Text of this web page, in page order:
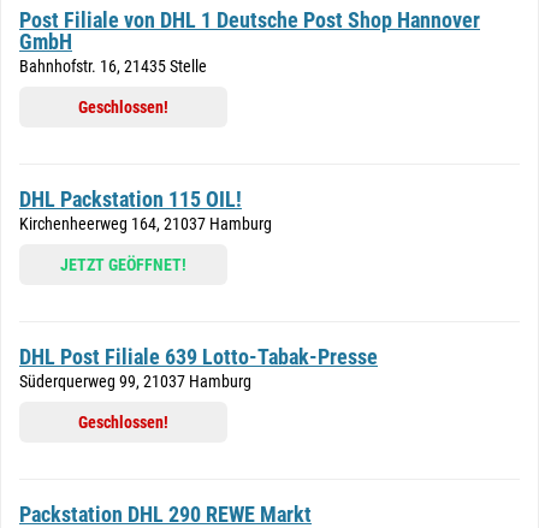
Post Filiale von DHL 1 Deutsche Post Shop Hannover
GmbH
Bahnhofstr. 16, 21435 Stelle
Geschlossen!
DHL Packstation 115 OIL!
Kirchenheerweg 164, 21037 Hamburg
JETZT GEÖFFNET!
DHL Post Filiale 639 Lotto-Tabak-Presse
Süderquerweg 99, 21037 Hamburg
Geschlossen!
Packstation DHL 290 REWE Markt